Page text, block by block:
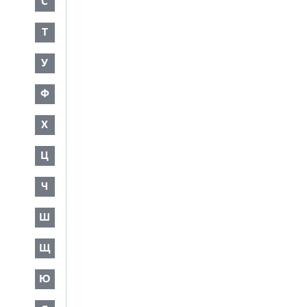
Т
У
Ф
Х
Ц
Ч
Ш
Щ
Ю